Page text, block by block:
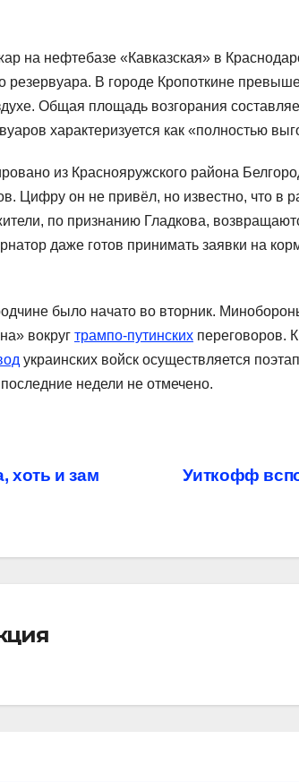
на нефтебазе «Кавказская» в
резервуара. В городе Кропоткине
Общая площадь возгорания
характеризуется как «полностью
из Краснояружского района
Цифру он не привёл, но известно, что в
по признанию Гладкова,
даже готов принимать заявки на
было начато во вторник.
вокруг трампо-путинских переговоров.
украинских войск осуществляется
недели не отмечено.
Уиткофф
хоть и зам